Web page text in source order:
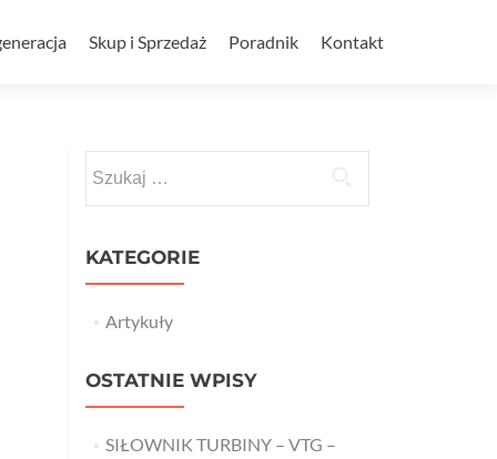
Skup i Sprzedaż Poradnik Kontakt
KATEGORIE
Artykuły
OSTATNIE WPISY
SIŁOWNIK TURBINY – VTG –